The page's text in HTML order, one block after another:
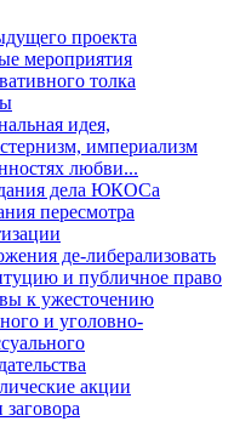
проекта
мероприятия
толка
идея,
империализм
любви...
дела ЮКОСа
пересмотра
де-либерализовать
и публичное право
к ужесточению
и уголовно-
акции